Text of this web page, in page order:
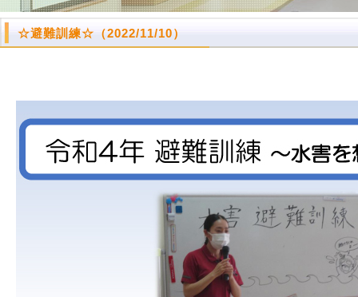
☆避難訓練☆ （2022/11/10）